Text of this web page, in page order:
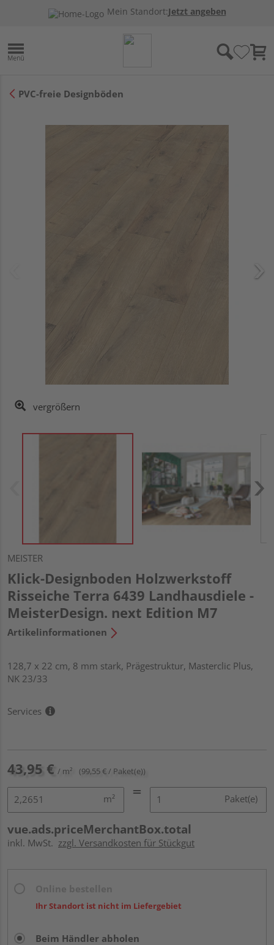
Mein Standort:Jetzt angeben
PVC-freie Designböden
vergrößern
MEISTER
Klick-Designboden Holzwerkstoff
Risseiche Terra 6439 Landhausdiele -
MeisterDesign. next Edition M7
Artikelinformationen
128,7 x 22 cm, 8 mm stark, Prägestruktur, Masterclic Plus,
NK 23/33
Services
43,95 € / m² (99,55 € / Paket(e))
m² Paket(e)
vue.ads.priceMerchantBox.total
inkl. MwSt. zzgl. Versandkosten für Stückgut
Ihr Standort ist nicht im Liefergebiet
Beim Händler abholen